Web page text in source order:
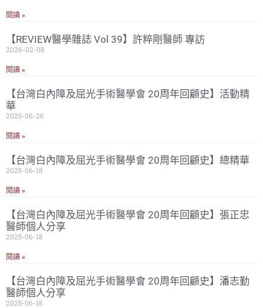
閱讀 »
【REVIEW醫學雜誌 Vol 39】許粹剛醫師 專訪
2026-02-08
閱讀 »
【台灣白內障及屈光手術醫學會 20周年回顧史】活動精
華
2025-06-26
閱讀 »
【台灣白內障及屈光手術醫學會 20周年回顧史】總精華
2025-06-18
閱讀 »
【台灣白內障及屈光手術醫學會 20周年回顧史】張正忠
醫師個人分享
2025-06-18
閱讀 »
【台灣白內障及屈光手術醫學會 20周年回顧史】潘志勤
醫師個人分享
2025-06-18